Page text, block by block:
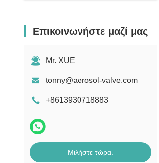
Σπρέι πιπεριού
μηχανή πλήρωσης αερολύματος
Επικοινωνήστε μαζί μας
Mr. XUE
tonny@aerosol-valve.com
+8613930718883
Μιλήστε τώρα.